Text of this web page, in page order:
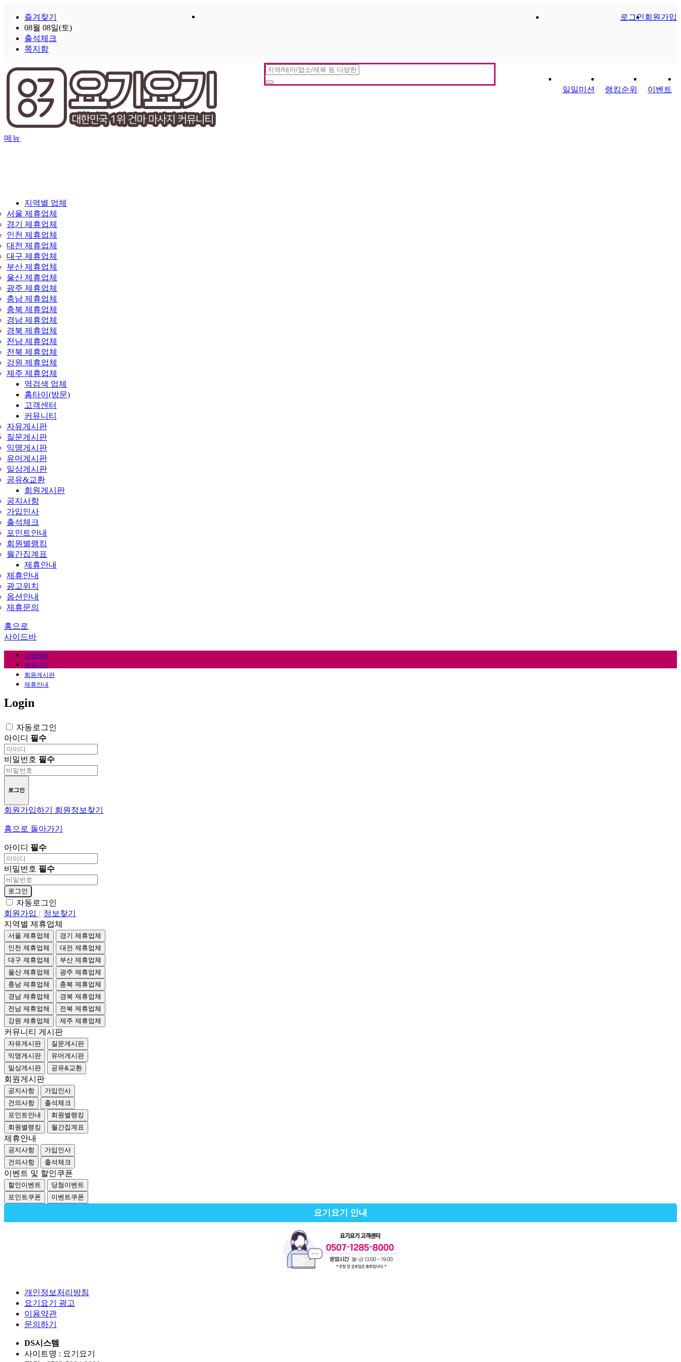
즐겨찾기
08월 08일(토)
출석체크
쪽지함
로그인회원가입
일일미션 랭킹순위 이벤트
메뉴
지역별 업체
서울 제휴업체
경기 제휴업체
인천 제휴업체
대전 제휴업체
대구 제휴업체
부산 제휴업체
울산 제휴업체
광주 제휴업체
충남 제휴업체
충북 제휴업체
경남 제휴업체
경북 제휴업체
전남 제휴업체
전북 제휴업체
강원 제휴업체
제주 제휴업체
역검색 업체
홈타이(방문)
고객센터
커뮤니티
자유게시판
질문게시판
익명게시판
유머게시판
일상게시판
공유&교환
회원게시판
공지사항
가입인사
출석체크
포인트안내
회원별랭킹
월간집계표
제휴안내
제휴안내
광고위치
옵션안내
제휴문의
홈으로
사이드바
고객센터
커뮤니티
회원게시판
제휴안내
Login
자동로그인
아이디 필수
비밀번호 필수
로그인
회원가입하기 회원정보찾기
홈으로 돌아가기
아이디 필수
비밀번호 필수
로그인
자동로그인
회원가입
정보찾기
지역별 제휴업체
서울 제휴업체
경기 제휴업체
인천 제휴업체
대전 제휴업체
대구 제휴업체
부산 제휴업체
울산 제휴업체
광주 제휴업체
충남 제휴업체
충북 제휴업체
경남 제휴업체
경북 제휴업체
전남 제휴업체
전북 제휴업체
강원 제휴업체
제주 제휴업체
커뮤니티 게시판
자유게시판
질문게시판
익명게시판
유머게시판
일상게시판
공유&교환
회원게시판
공지사항
가입인사
건의사항
출석체크
포인트안내
회원별랭킹
회원별랭킹
월간집계표
제휴안내
공지사항
가입인사
건의사항
출석체크
이벤트 및 할인쿠폰
할인이벤트
당첨이벤트
포인트쿠폰
이벤트쿠폰
요기요기 안내
개인정보처리방침
요기요기 광고
이용약관
문의하기
DS시스템
사이트명 : 요기요기